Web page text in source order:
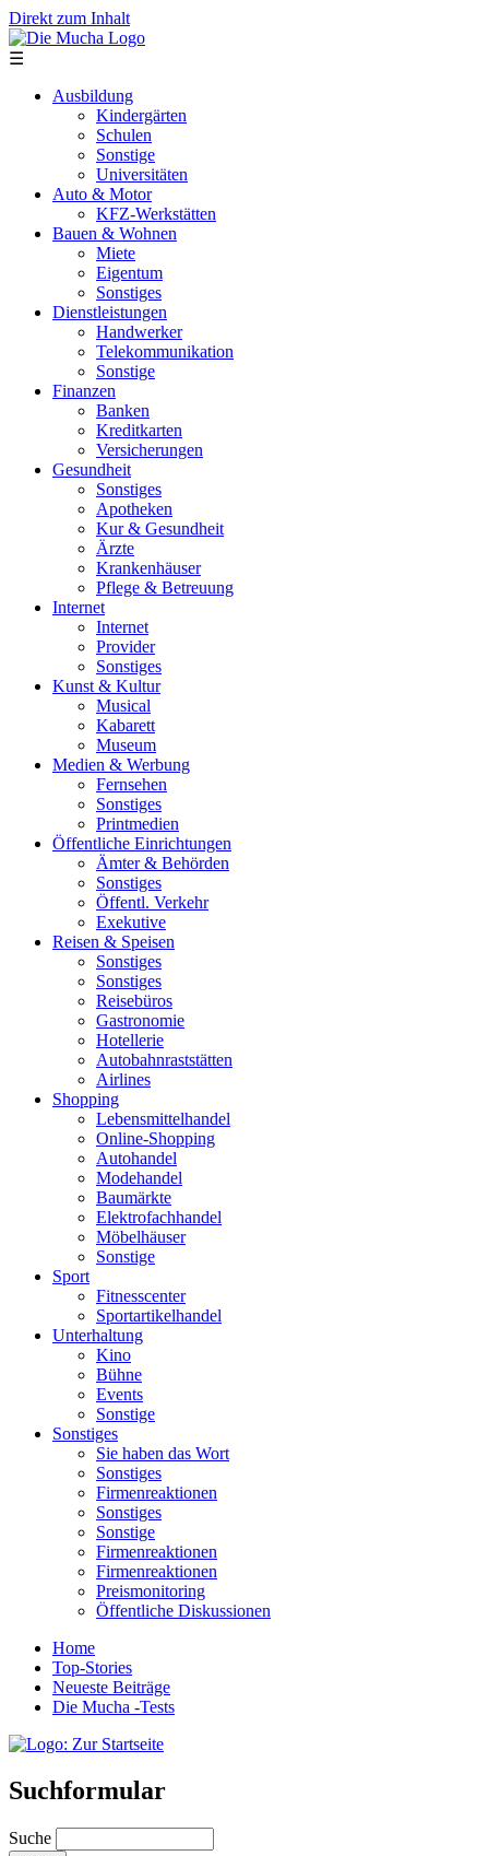
Direkt zum Inhalt
☰
Ausbildung
Kindergärten
Schulen
Sonstige
Universitäten
Auto & Motor
KFZ-Werkstätten
Bauen & Wohnen
Miete
Eigentum
Sonstiges
Dienstleistungen
Handwerker
Telekommunikation
Sonstige
Finanzen
Banken
Kreditkarten
Versicherungen
Gesundheit
Sonstiges
Apotheken
Kur & Gesundheit
Ärzte
Krankenhäuser
Pflege & Betreuung
Internet
Internet
Provider
Sonstiges
Kunst & Kultur
Musical
Kabarett
Museum
Medien & Werbung
Fernsehen
Sonstiges
Printmedien
Öffentliche Einrichtungen
Ämter & Behörden
Sonstiges
Öffentl. Verkehr
Exekutive
Reisen & Speisen
Sonstiges
Sonstiges
Reisebüros
Gastronomie
Hotellerie
Autobahnraststätten
Airlines
Shopping
Lebensmittelhandel
Online-Shopping
Autohandel
Modehandel
Baumärkte
Elektrofachhandel
Möbelhäuser
Sonstige
Sport
Fitnesscenter
Sportartikelhandel
Unterhaltung
Kino
Bühne
Events
Sonstige
Sonstiges
Sie haben das Wort
Sonstiges
Firmenreaktionen
Sonstiges
Sonstige
Firmenreaktionen
Firmenreaktionen
Preismonitoring
Öffentliche Diskussionen
Home
Top-Stories
Neueste Beiträge
Die Mucha -Tests
Suchformular
Suche